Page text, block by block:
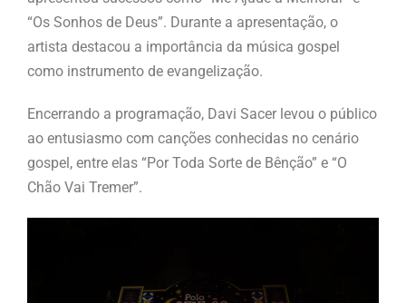
“Os Sonhos de Deus”. Durante a apresentação, o
artista destacou a importância da música gospel
como instrumento de evangelização.
Encerrando a programação, Davi Sacer levou o público
ao entusiasmo com canções conhecidas no cenário
gospel, entre elas “Por Toda Sorte de Bênção” e “O
Chão Vai Tremer”.